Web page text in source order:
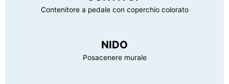
Contenitore a pedale con coperchio colorato
NIDO
Posacenere murale